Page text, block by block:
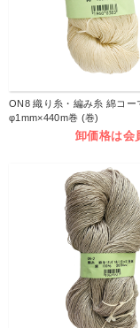
ON8 織り糸・編み糸 綿コー
φ1mm×440m巻 (巻)
卸価格は会